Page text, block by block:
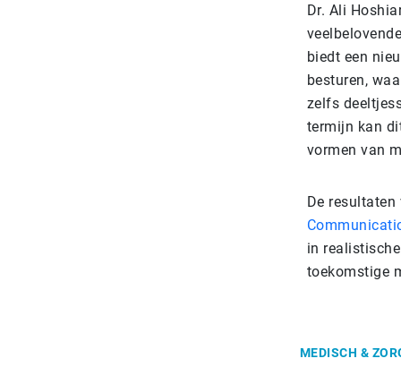
Dr. Ali
biedt een
besturen,
zelfs
termijn kan
vormen van
De
in
toekomstige
MEDISCH &